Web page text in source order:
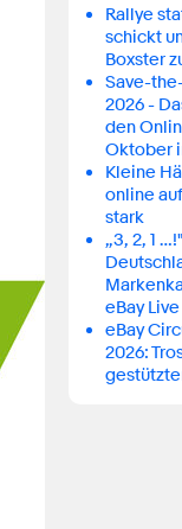
Rallye
schickt
Boxster
Save-
2026 -
den
Oktober
Kleine
online
stark
„3, 2, 1
eBay Live
eBay
2026: